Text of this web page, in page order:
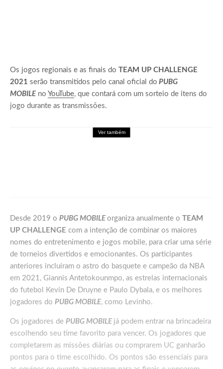
Os jogos regionais e as finais do TEAM UP CHALLENGE
2021 serão transmitidos pelo canal oficial do PUBG
MOBILE no YouTube, que contará com um sorteio de itens do
jogo durante as transmissões.
Ver também
Desde 2019 o PUBG MOBILE organiza anualmente o TEAM
UP CHALLENGE com a intenção de combinar os maiores
nomes do entretenimento e jogos mobile, para criar uma série
de torneios divertidos e emocionantes. Os participantes
anteriores incluíram o astro do basquete e campeão da NBA
em 2021, Giannis Antetokounmpo, as estrelas internacionais
do futebol Kevin De Druyne e Paulo Dybala, e os melhores
jogadores do PUBG MOBILE, como Levinho.
Os jogadores de PUBG MOBILE já podem entrar na brincadeira
escolhendo seu time favorito para vencer. Os jogadores que
completarem as missões diárias ou comprarem UC ganharão
pontos para o time escolhido. Os pontos são essenciais para